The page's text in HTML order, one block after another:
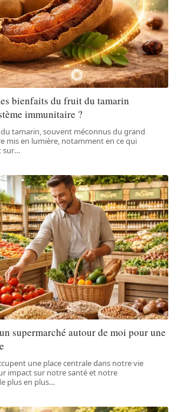
bienfaits du fruit du tamarin
immunitaire ?
tamarin, souvent méconnus du grand
mis en lumière, notamment en ce qui
sur…
supermarché autour de moi pour une
une place centrale dans notre vie
impact sur notre santé et notre
plus en plus…